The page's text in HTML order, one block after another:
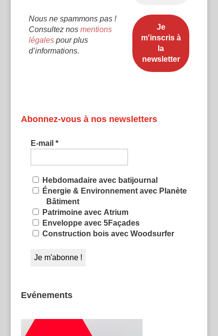
Nous ne spammons pas !
Consultez nos mentions
légalespour plus
d’informations.
Abonnez-vous à nos newsletters
E-mail *
Hebdomadaire avec batijournal
Énergie & Environnement avec Planète
Bâtiment
Patrimoine avec Atrium
Enveloppe avec 5Façades
Construction bois avec Woodsurfer
Evénements